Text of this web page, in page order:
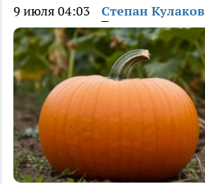
9 июля 04:03 Степан Кулаков